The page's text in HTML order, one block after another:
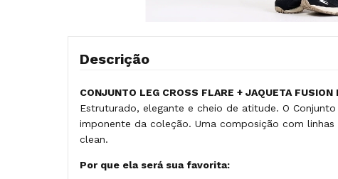
Descrição
CONJUNTO LEG CROSS FLARE + JAQUETA FUSION
Estruturado, elegante e cheio de atitude. O
imponente da coleção. Uma composição com
clean.
Por que ela será sua favorita: